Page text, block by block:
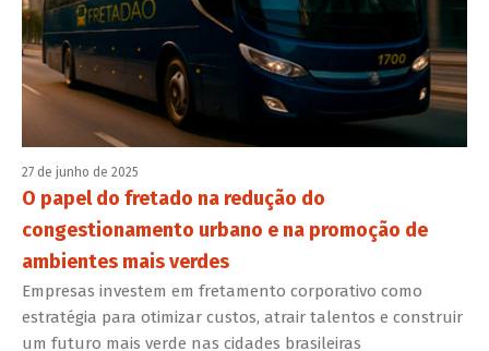
27 de junho de 2025
O papel do fretado na redução do
congestionamento urbano e na promoção de
ambientes mais verdes
Empresas investem em fretamento corporativo como
estratégia para otimizar custos, atrair talentos e construir
um futuro mais verde nas cidades brasileiras